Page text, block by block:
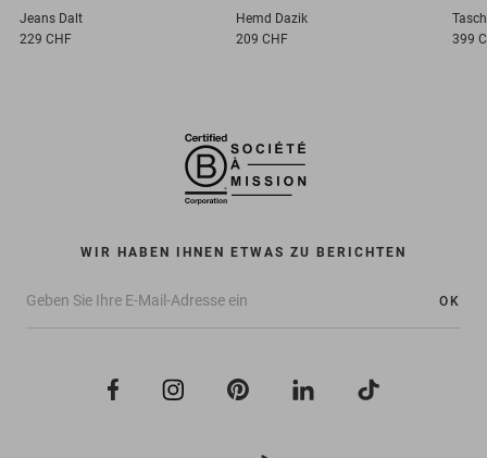
Jeans Dalt
229 CHF
Hemd Dazik
209 CHF
399
WIR HABEN IHNEN ETWAS ZU BERICHTEN
OK